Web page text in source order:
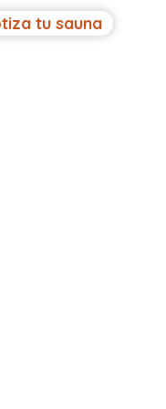
tu sauna